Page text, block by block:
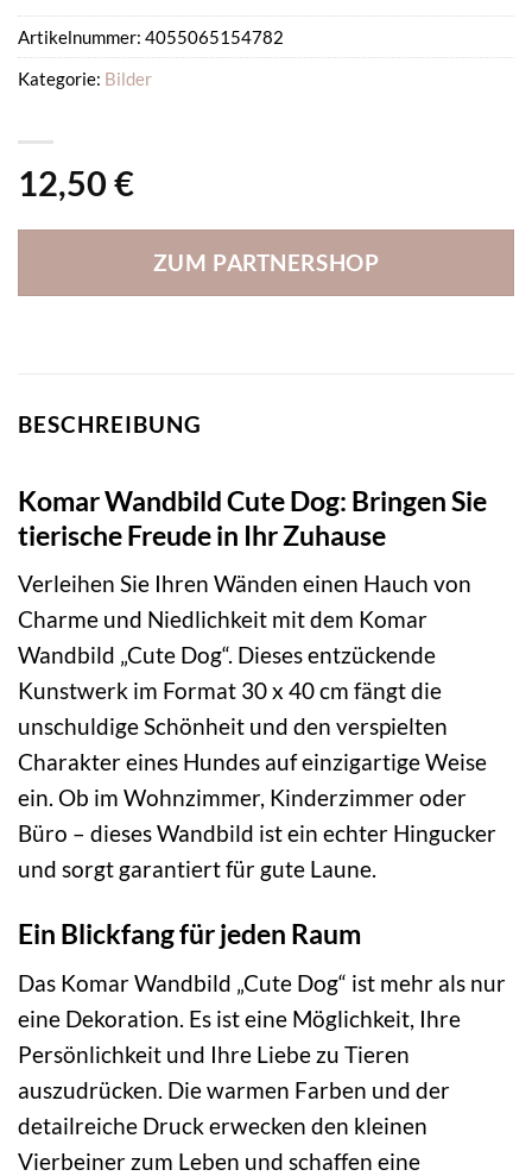
12,50 €
ZUM PARTNERSHOP
Artikelnummer: 4055065154782
Kategorie: Bilder
BESCHREIBUNG
Komar Wandbild Cute Dog: Bringen Sie
tierische Freude in Ihr Zuhause
Verleihen Sie Ihren Wänden einen Hauch von
Charme und Niedlichkeit mit dem Komar
Wandbild „Cute Dog“. Dieses entzückende
Kunstwerk im Format 30 x 40 cm fängt die
unschuldige Schönheit und den verspielten
Charakter eines Hundes auf einzigartige Weise
ein. Ob im Wohnzimmer, Kinderzimmer oder
Büro – dieses Wandbild ist ein echter Hingucker
und sorgt garantiert für gute Laune.
Ein Blickfang für jeden Raum
Das Komar Wandbild „Cute Dog“ ist mehr als nur
eine Dekoration. Es ist eine Möglichkeit, Ihre
Persönlichkeit und Ihre Liebe zu Tieren
auszudrücken. Die warmen Farben und der
detailreiche Druck erwecken den kleinen
Vierbeiner zum Leben und schaffen eine